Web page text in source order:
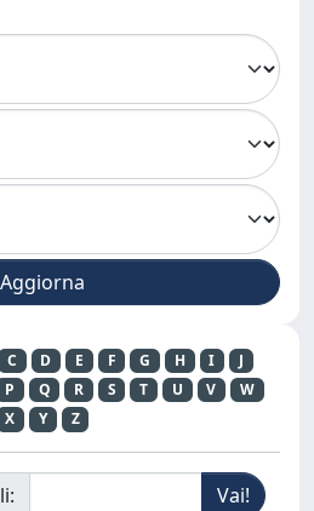
C D E F G H I
J
P Q R S T U V
W
X
Y Z